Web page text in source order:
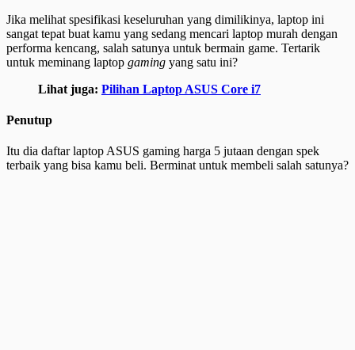
Jika melihat spesifikasi keseluruhan yang dimilikinya, laptop ini
sangat tepat buat kamu yang sedang mencari laptop murah dengan
performa kencang, salah satunya untuk bermain game. Tertarik
untuk meminang laptop gaming yang satu ini?
Lihat juga: Pilihan Laptop ASUS Core i7
Penutup
Itu dia daftar laptop ASUS gaming harga 5 jutaan dengan spek
terbaik yang bisa kamu beli. Berminat untuk membeli salah satunya?